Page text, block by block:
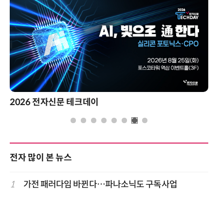
2026 전자신문 테크데이
전자 많이 본 뉴스
1 가전 패러다임 바뀐다…파나소닉도 구독사업